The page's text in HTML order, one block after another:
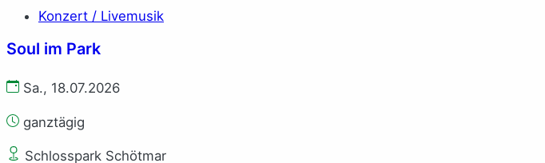
Konzert / Livemusik
Soul im Park
Sa., 18.07.2026
ganztägig
Schlosspark Schötmar